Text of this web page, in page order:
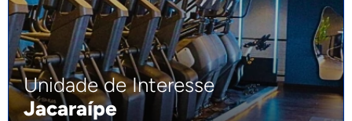
Unidade de Interesse
Jacaraípe